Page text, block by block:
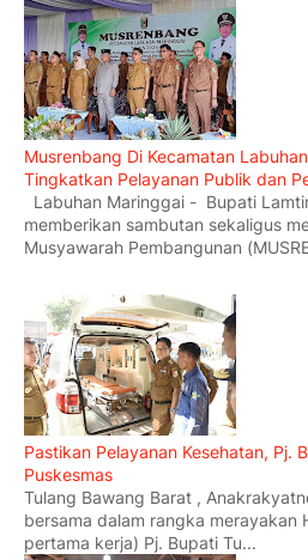
Musrenbang Di Kecamatan
Tingkatkan Pelayanan Publik dan
Labuhan Maringgai - Bupati
memberikan sambutan sekaligus
Musyawarah Pembangunan
Pastikan Pelayanan Kesehatan, Pj.
Puskesmas
Tulang Bawang Barat ,
bersama dalam rangka merayakan
pertama kerja) Pj. Bupati Tu...